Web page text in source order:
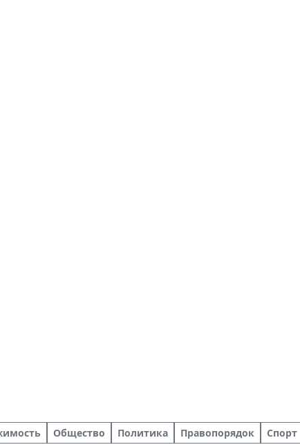
Общество Политика Правопорядок Спорт